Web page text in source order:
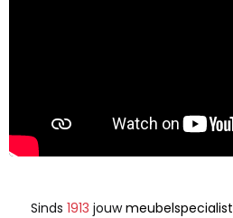
Sinds 1913 jouwmeubelspecialist